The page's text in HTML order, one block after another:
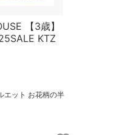
【3歳】
KTZ
エット お花柄の半